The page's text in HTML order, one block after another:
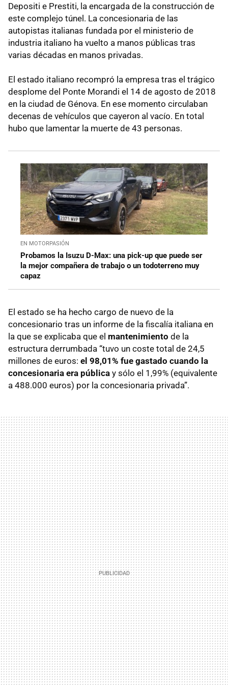
Depositi e Prestiti, la encargada de la construcción de
este complejo túnel. La concesionaria de las
autopistas italianas fundada por el ministerio de
industria italiano ha vuelto a manos públicas tras
varias décadas en manos privadas.
El estado italiano recompró la empresa tras el trágico
desplome del Ponte Morandi el 14 de agosto de 2018
en la ciudad de Génova. En ese momento circulaban
decenas de vehículos que cayeron al vacío. En total
hubo que lamentar la muerte de 43 personas.
EN MOTORPASIÓN
Probamos la Isuzu D-Max: una pick-up que puede ser
la mejor compañera de trabajo o un todoterreno muy
capaz
El estado se ha hecho cargo de nuevo de la
concesionario tras un informe de la fiscalía italiana en
la que se explicaba que el mantenimiento de la
estructura derrumbada “tuvo un coste total de 24,5
millones de euros: el 98,01% fue gastado cuando la
concesionaria era pública y sólo el 1,99% (equivalente
a 488.000 euros) por la concesionaria privada”.